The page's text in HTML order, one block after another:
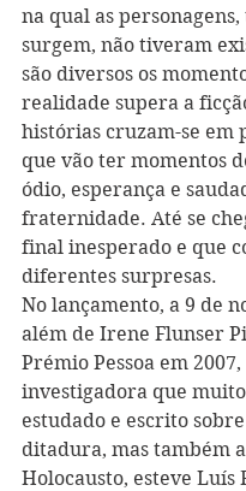
na qual as
surgem, não tiveram
são diversos os
realidade supera a
histórias cruzam-se em
que vão ter momentos
ódio, esperança e
fraternidade. Até se
final inesperado e que
diferentes surpresas.
No lançamento, a 9 de
além de Irene Flunser
Prémio Pessoa em 2007,
investigadora que
estudado e escrito sobre
ditadura, mas também
Holocausto, esteve Luís